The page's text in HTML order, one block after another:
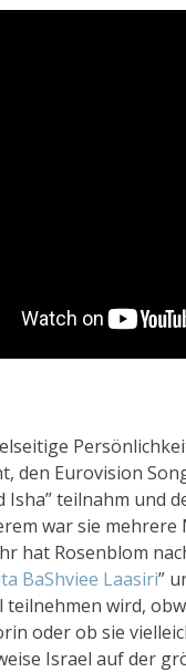
den Eurovision
Isha” teilnahm und
war sie
hat Rosenblom
BaShviee Laasiri”
wird,
oder ob sie
Israel auf der